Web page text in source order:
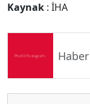
Kaynak : İHA